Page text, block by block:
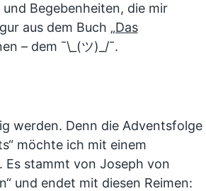
Begebenheiten, die mir
aus dem Buch „Das
– dem ¯\_(ツ)_/¯.
werden. Denn die Adventsfolge
möchte ich mit einem
Es stammt von Joseph von
und endet mit diesen Reimen: